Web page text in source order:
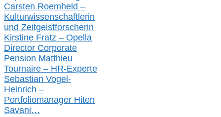
Carsten Roemheld –
Kulturwissenschaftlerin
und Zeitgeistforscherin
Kirstine Fratz – Opella
Director Corporate
Pension Matthieu
Tournaire – HR-Experte
Sebastian Vogel-
Heinrich –
Portfoliomanager Hiten
Savani…